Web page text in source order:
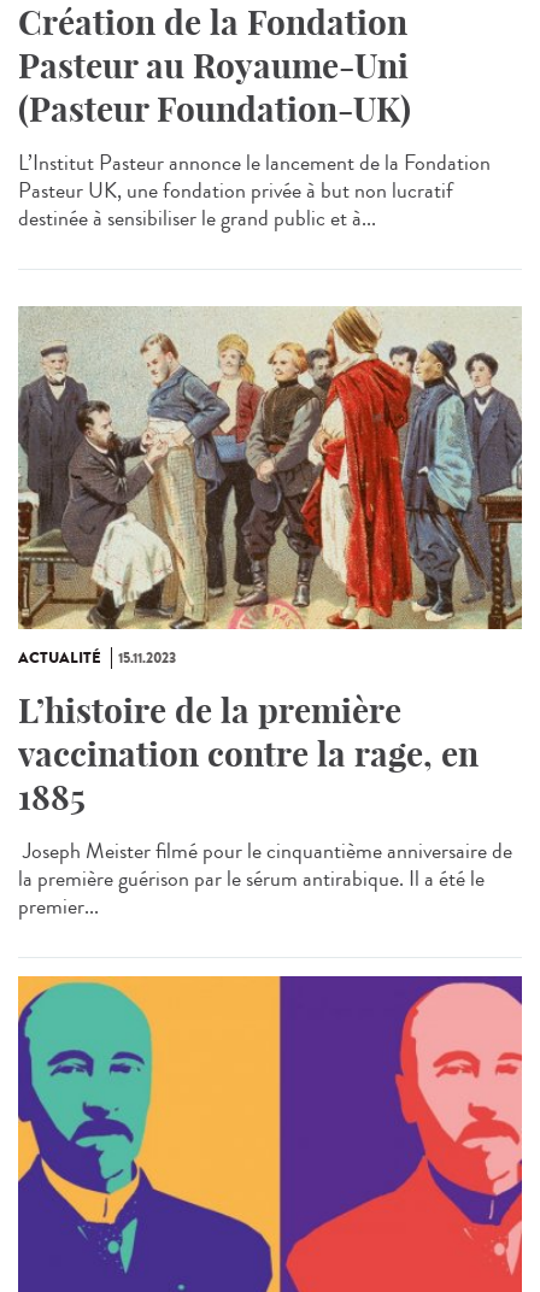
Création de la Fondation
Pasteur au Royaume-Uni
(Pasteur Foundation-UK)
L’Institut Pasteur annonce le lancement de la Fondation
Pasteur UK, une fondation privée à but non lucratif
destinée à sensibiliser le grand public et à...
ACTUALITÉ 15.11.2023
L’histoire de la première
vaccination contre la rage, en
1885
Joseph Meister filmé pour le cinquantième anniversaire de
la première guérison par le sérum antirabique. Il a été le
premier...